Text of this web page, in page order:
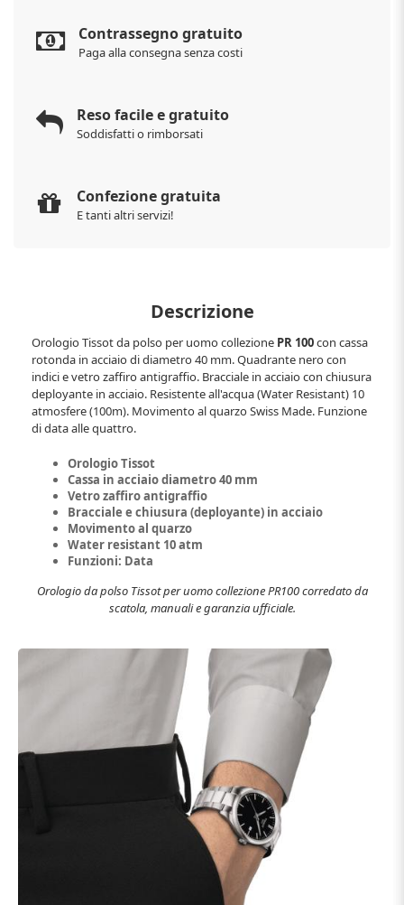
Contrassegno gratuito
Paga alla consegna senza costi
Reso facile e gratuito
Soddisfatti o rimborsati
Confezione gratuita
E tanti altri servizi!
Descrizione
Orologio Tissot da polso per uomo collezione PR 100con cassa
rotonda in acciaio di diametro 40 mm. Quadrante nero con
indici e vetro zaffiro antigraffio. Bracciale in acciaio con chiusura
deployante in acciaio. Resistente all'acqua (Water Resistant) 10
atmosfere (100m). Movimento al quarzo Swiss Made. Funzione
di data alle quattro.
Orologio Tissot
Cassa in acciaio diametro 40 mm
Vetro zaffiro antigraffio
Bracciale e chiusura (deployante) in acciaio
Movimento al quarzo
Water resistant 10 atm
Funzioni: Data
Orologio da polso Tissot per uomo collezione PR100 corredato da
scatola, manuali e garanzia ufficiale.